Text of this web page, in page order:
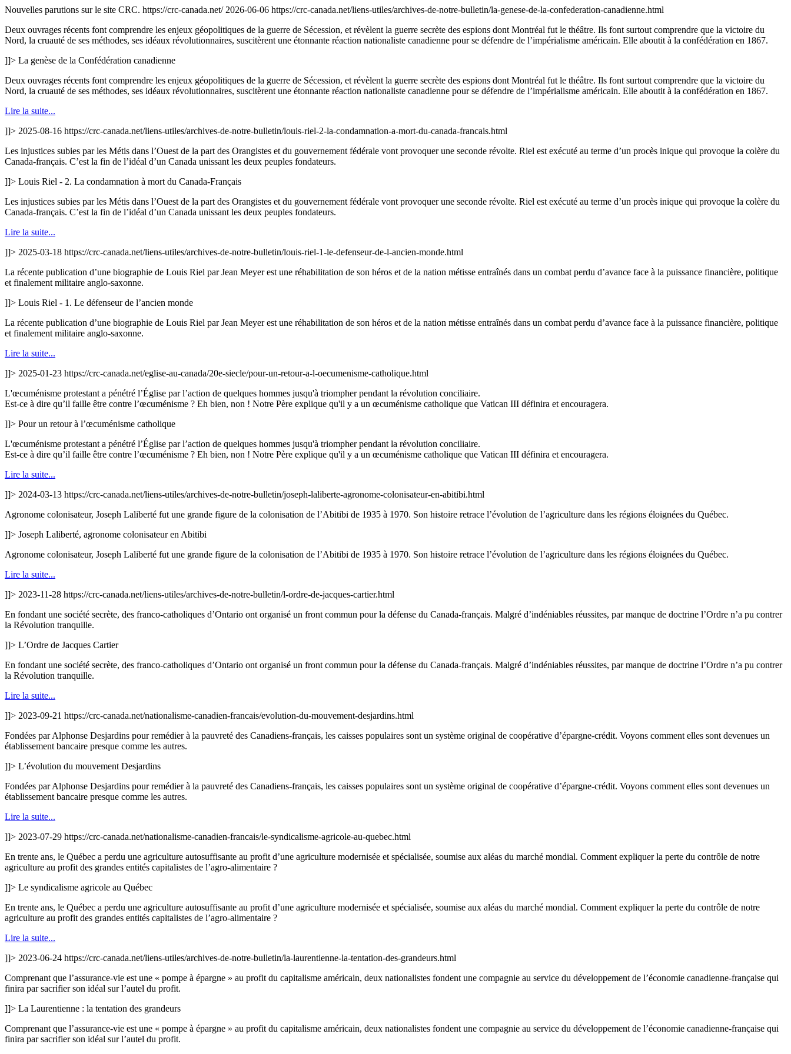
Nouvelles parutions sur le site CRC. https://crc-canada.net/ 2026-06-06 https://crc-canada.net/liens-utiles/archives-de-notre-bulletin/la-genese-de-la-confederation-canadienne.html
Deux ouvrages récents font comprendre les enjeux géopolitiques de la guerre de Sécession, et révèlent la guerre secrète des espions dont Montréal fut le théâtre. Ils font surtout comprendre que la victoire du
Nord, la cruauté de ses méthodes, ses idéaux révolutionnaires, suscitèrent une étonnante réaction nationaliste canadienne pour se défendre de l’impérialisme américain. Elle aboutit à la confédération en 1867.
]]> La genèse de la Confédération canadienne
Deux ouvrages récents font comprendre les enjeux géopolitiques de la guerre de Sécession, et révèlent la guerre secrète des espions dont Montréal fut le théâtre. Ils font surtout comprendre que la victoire du
Nord, la cruauté de ses méthodes, ses idéaux révolutionnaires, suscitèrent une étonnante réaction nationaliste canadienne pour se défendre de l’impérialisme américain. Elle aboutit à la confédération en 1867.
Lire la suite...
]]> 2025-08-16 https://crc-canada.net/liens-utiles/archives-de-notre-bulletin/louis-riel-2-la-condamnation-a-mort-du-canada-francais.html
Les injustices subies par les Métis dans l’Ouest de la part des Orangistes et du gouvernement fédérale vont provoquer une seconde révolte. Riel est exécuté au terme d’un procès inique qui provoque la colère du
Canada-français. C’est la fin de l’idéal d’un Canada unissant les deux peuples fondateurs.
]]> Louis Riel - 2. La condamnation à mort du Canada-Français
Les injustices subies par les Métis dans l’Ouest de la part des Orangistes et du gouvernement fédérale vont provoquer une seconde révolte. Riel est exécuté au terme d’un procès inique qui provoque la colère du
Canada-français. C’est la fin de l’idéal d’un Canada unissant les deux peuples fondateurs.
Lire la suite...
]]> 2025-03-18 https://crc-canada.net/liens-utiles/archives-de-notre-bulletin/louis-riel-1-le-defenseur-de-l-ancien-monde.html
La récente publication d’une biographie de Louis Riel par Jean Meyer est une réhabilitation de son héros et de la nation métisse entraînés dans un combat perdu d’avance face à la puissance financière, politique
et finalement militaire anglo-saxonne.
]]> Louis Riel - 1. Le défenseur de l’ancien monde
La récente publication d’une biographie de Louis Riel par Jean Meyer est une réhabilitation de son héros et de la nation métisse entraînés dans un combat perdu d’avance face à la puissance financière, politique
et finalement militaire anglo-saxonne.
Lire la suite...
]]> 2025-01-23 https://crc-canada.net/eglise-au-canada/20e-siecle/pour-un-retour-a-l-oecumenisme-catholique.html
L'œcuménisme protestant a pénétré l’Église par l’action de quelques hommes jusqu'à triompher pendant la révolution conciliaire.
Est-ce à dire qu’il faille être contre l’œcuménisme ? Eh bien, non ! Notre Père explique qu'il y a un œcuménisme catholique que Vatican III définira et encouragera.
]]> Pour un retour à l’œcuménisme catholique
L'œcuménisme protestant a pénétré l’Église par l’action de quelques hommes jusqu'à triompher pendant la révolution conciliaire.
Est-ce à dire qu’il faille être contre l’œcuménisme ? Eh bien, non ! Notre Père explique qu'il y a un œcuménisme catholique que Vatican III définira et encouragera.
Lire la suite...
]]> 2024-03-13 https://crc-canada.net/liens-utiles/archives-de-notre-bulletin/joseph-laliberte-agronome-colonisateur-en-abitibi.html
Agronome colonisateur, Joseph Laliberté fut une grande figure de la colonisation de l’Abitibi de 1935 à 1970. Son histoire retrace l’évolution de l’agriculture dans les régions éloignées du Québec.
]]> Joseph Laliberté, agronome colonisateur en Abitibi
Agronome colonisateur, Joseph Laliberté fut une grande figure de la colonisation de l’Abitibi de 1935 à 1970. Son histoire retrace l’évolution de l’agriculture dans les régions éloignées du Québec.
Lire la suite...
]]> 2023-11-28 https://crc-canada.net/liens-utiles/archives-de-notre-bulletin/l-ordre-de-jacques-cartier.html
En fondant une société secrète, des franco-catholiques d’Ontario ont organisé un front commun pour la défense du Canada-français. Malgré d’indéniables réussites, par manque de doctrine l’Ordre n’a pu contrer
la Révolution tranquille.
]]> L’Ordre de Jacques Cartier
En fondant une société secrète, des franco-catholiques d’Ontario ont organisé un front commun pour la défense du Canada-français. Malgré d’indéniables réussites, par manque de doctrine l’Ordre n’a pu contrer
la Révolution tranquille.
Lire la suite...
]]> 2023-09-21 https://crc-canada.net/nationalisme-canadien-francais/evolution-du-mouvement-desjardins.html
Fondées par Alphonse Desjardins pour remédier à la pauvreté des Canadiens-français, les caisses populaires sont un système original de coopérative d’épargne-crédit. Voyons comment elles sont devenues un
établissement bancaire presque comme les autres.
]]> L’évolution du mouvement Desjardins
Fondées par Alphonse Desjardins pour remédier à la pauvreté des Canadiens-français, les caisses populaires sont un système original de coopérative d’épargne-crédit. Voyons comment elles sont devenues un
établissement bancaire presque comme les autres.
Lire la suite...
]]> 2023-07-29 https://crc-canada.net/nationalisme-canadien-francais/le-syndicalisme-agricole-au-quebec.html
En trente ans, le Québec a perdu une agriculture autosuffisante au profit d’une agriculture modernisée et spécialisée, soumise aux aléas du marché mondial. Comment expliquer la perte du contrôle de notre
agriculture au profit des grandes entités capitalistes de l’agro-alimentaire ?
]]> Le syndicalisme agricole au Québec
En trente ans, le Québec a perdu une agriculture autosuffisante au profit d’une agriculture modernisée et spécialisée, soumise aux aléas du marché mondial. Comment expliquer la perte du contrôle de notre
agriculture au profit des grandes entités capitalistes de l’agro-alimentaire ?
Lire la suite...
]]> 2023-06-24 https://crc-canada.net/liens-utiles/archives-de-notre-bulletin/la-laurentienne-la-tentation-des-grandeurs.html
Comprenant que l’assurance-vie est une « pompe à épargne » au profit du capitalisme américain, deux nationalistes fondent une compagnie au service du développement de l’économie canadienne-française qui
finira par sacrifier son idéal sur l’autel du profit.
]]> La Laurentienne : la tentation des grandeurs
Comprenant que l’assurance-vie est une « pompe à épargne » au profit du capitalisme américain, deux nationalistes fondent une compagnie au service du développement de l’économie canadienne-française qui
finira par sacrifier son idéal sur l’autel du profit.